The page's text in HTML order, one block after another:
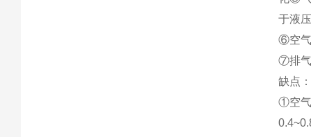
于液
⑥空气
⑦排气
缺点
①空气